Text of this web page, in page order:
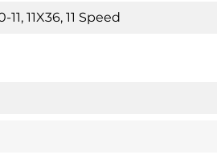
11X36, 11 Speed